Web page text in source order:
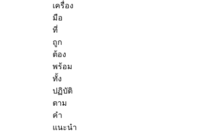
เครื่อง
มือ
ที่
ถูก
ต้อง
พร้อม
ทั้ง
ปฏิบัติ
ตาม
คำ
แนะนำ